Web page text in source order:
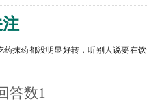
药都没明显好转，听别人说要在饮
答数1